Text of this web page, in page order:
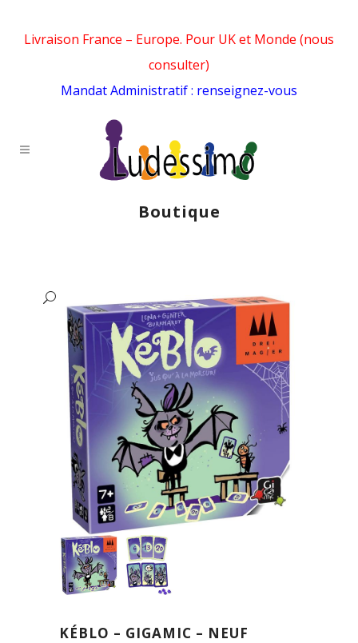
Livraison France – Europe. Pour UK et Monde (nous
consulter)
Mandat Administratif : renseignez-vous
Boutique
KÉBLO – GIGAMIC – NEUF